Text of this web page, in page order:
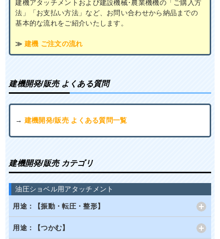
建機アタッチメントおよび建設機械･農業機機の「ご購入方
法」「お支払い方法」など、お問い合わせから納品までの
基本的な流れをご紹介いたします。
≫ 建機 ご注文の流れ
建機開発/販売 よくある質問
→ 建機開発/販売 よくある質問一覧
建機開発/販売 カテゴリ
油圧ショベル用アタッチメント
用途：【振動・転圧・整形】
用途：【つかむ】